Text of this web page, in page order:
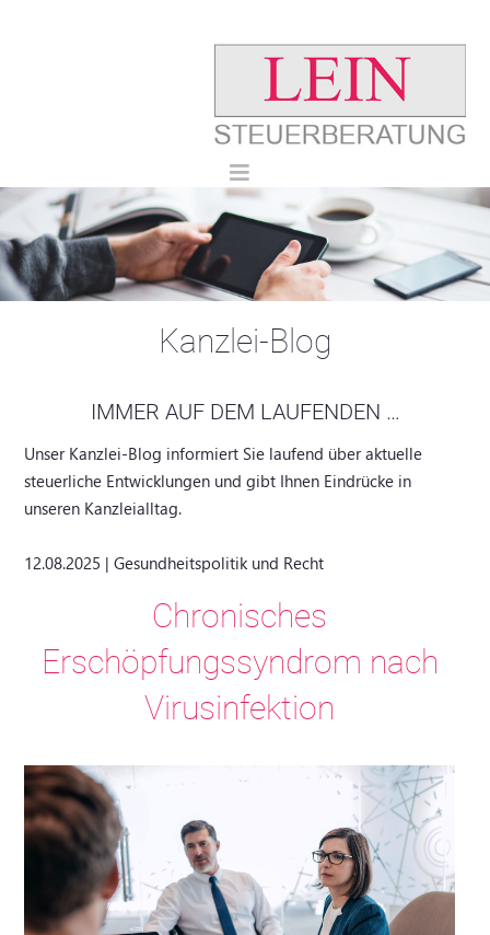
Kanzlei-Blog
IMMER AUF DEM LAUFENDEN …
Unser Kanzlei-Blog informiert Sie laufend über aktuelle
steuerliche Entwicklungen und gibt Ihnen Eindrücke in
unseren Kanzleialltag.
12.08.2025 | Gesundheitspolitik und Recht
Chronisches
Erschöpfungssyndrom nach
Virusinfektion